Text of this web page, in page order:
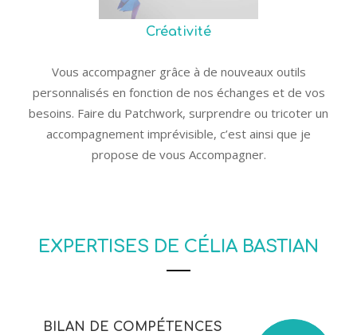
Créativité
Vous accompagner grâce à de nouveaux outils
personnalisés en fonction de nos échanges et de vos
besoins. Faire du Patchwork, surprendre ou tricoter un
accompagnement imprévisible, c’est ainsi que je
propose de vous Accompagner.
EXPERTISES DE CÉLIA BASTIAN
BILAN DE COMPÉTENCES